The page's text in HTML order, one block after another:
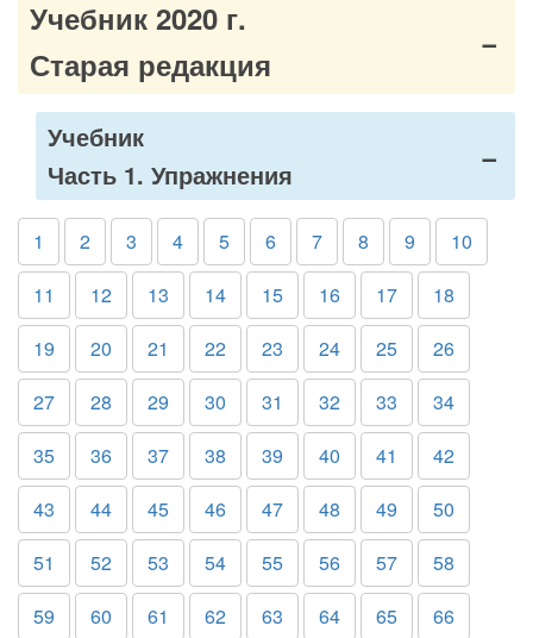
Учебник 2020 г.
Старая редакция
Учебник
Часть 1. Упражнения
1 2 3 4 5 6 7 8 9
10
11
12 13 14 15 16 17
18
19
20 21 22 23 24 25
26
27
28 29 30 31 32 33
34
35
36 37 38 39 40 41
42
43
44 45 46 47 48 49
50
51
52 53 54 55 56 57
58
59
60 61 62 63 64 65
66